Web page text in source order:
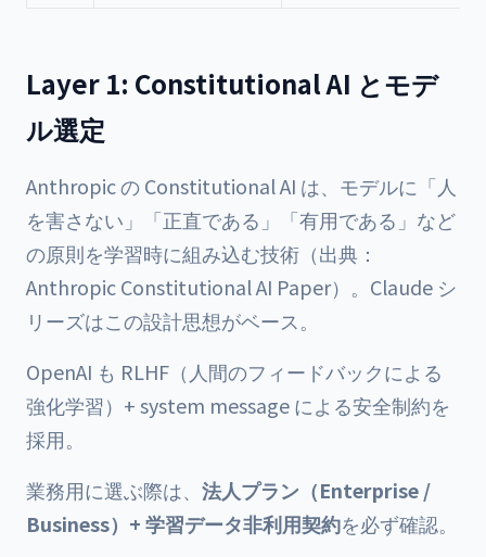
Layer 1: Constitutional AI とモデ
ル選定
Anthropic の Constitutional AI は、モデルに「人
を害さない」「正直である」「有用である」など
の原則を学習時に組み込む技術（出典：
Anthropic Constitutional AI Paper）。Claude シ
リーズはこの設計思想がベース。
OpenAI も RLHF（人間のフィードバックによる
強化学習）+ system message による安全制約を
採用。
業務用に選ぶ際は、 法人プラン（Enterprise /
Business）+ 学習データ非利用契約を必ず確認。